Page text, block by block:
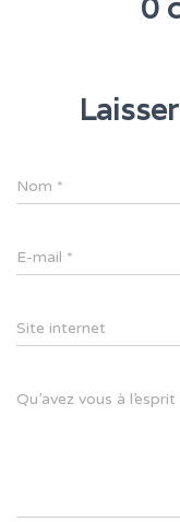
0
Nom *
E-mail *
Site internet
Qu’avez vous à l’esprit